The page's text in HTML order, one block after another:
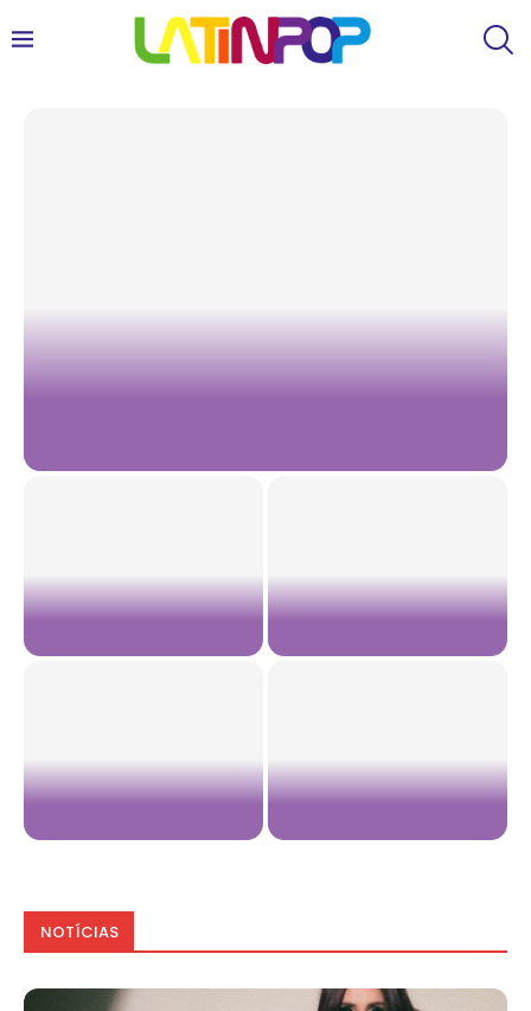
Ricky Martin prepara
primeiro álbum completo de
Shakira em São José do Rio
Xuxa e Laura Pausini farão
São Paulo cantar em
Quando Chove é a
colaboração de Laura Pausini
NOTÍCIAS